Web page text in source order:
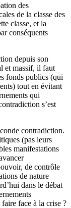
des
de la classe des
classe, et la
conséquents
depuis son
et massif, il faut
fonds publics (qui
tout en évitant
qui
s’est
contradiction.
(pas leurs
manifestations
de contrôle
de nature
dans le débat
face à la crise ?